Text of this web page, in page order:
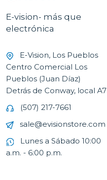
E-vision- más que
electrónica
E-Vision, Los Pueblos
Centro Comercial Los
Pueblos (Juan Díaz)
Detrás de Conway, local A7
(507) 217-7661
sale@evisionstore.com
Lunes a Sábado 10:00
a.m. - 6:00 p.m.